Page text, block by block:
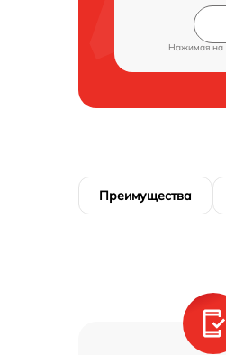
Нажимая на
Преимущества